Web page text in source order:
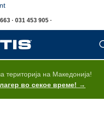
· 031 453 905 ·
територија на Македонија!
во секое време! →